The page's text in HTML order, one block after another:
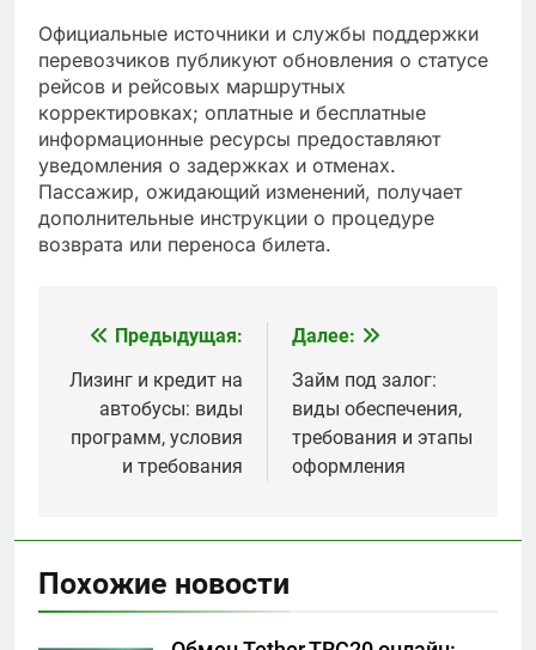
Официальные источники и службы поддержки
перевозчиков публикуют обновления о статусе
рейсов и рейсовых маршрутных
корректировках; оплатные и бесплатные
информационные ресурсы предоставляют
уведомления о задержках и отменах.
Пассажир, ожидающий изменений, получает
дополнительные инструкции о процедуре
возврата или переноса билета.
Навигация
по
записям
Предыдущая:
Лизинг и кредит на
автобусы: виды
программ, условия
и требования
Далее:
Займ под залог:
виды обеспечения,
требования и этапы
оформления
Похожие новости